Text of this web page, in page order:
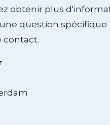
obtenir plus
question spécifique
contact.